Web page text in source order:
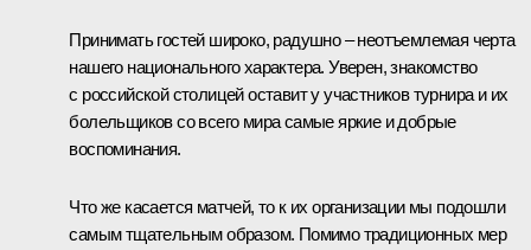
Принимать гостей широко, радушно – неотъемлемая черта
нашего национального характера. Уверен, знакомство
с российской столицей оставит у участников турнира и их
болельщиков со всего мира самые яркие и добрые
воспоминания.
Что же касается матчей, то к их организации мы подошли
самым тщательным образом. Помимо традиционных мер